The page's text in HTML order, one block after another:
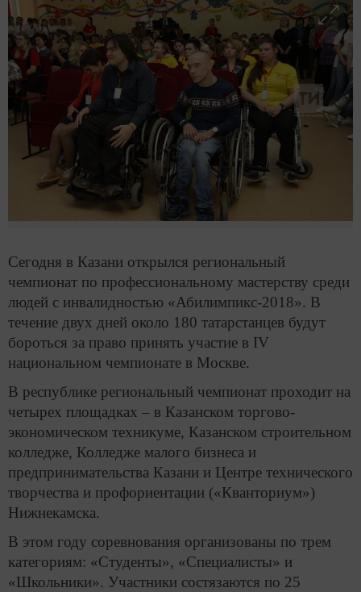
Сегодня в Казани открылся региональный
чемпионат по профессиональному мастерству среди
людей с инвалидностью «Абилимпикс-2018». В
течение двух дней около 180 татарстанцев будут
бороться за право принять участие в IV
национальном чемпионате в Москве.
В республике региональный чемпионат проходит на
четырех площадках – в Казанском торгово-
экономическом техникуме, Казанском строительном
колледже, Колледже малого бизнеса и
предпринимательства Казани и Центре технического
творчества и профориентации («Кванториум»)
Нижнекамска.
В этом году соревнования организованы по трем
категориям: «Студенты», «Специалисты» и
«Школьники». Участники состязаются по 25